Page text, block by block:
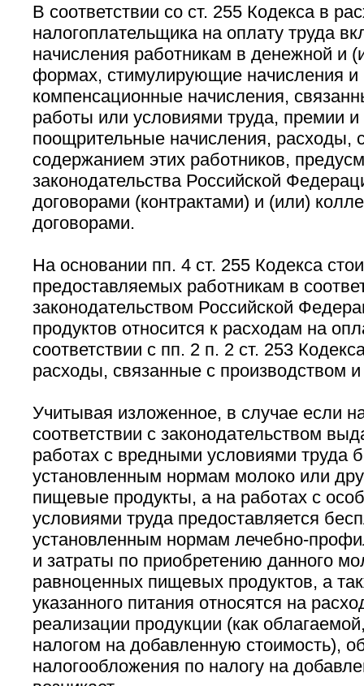
В соответствии со ст. 255 Кодекса в
налогоплательщика на оплату труда
начисления работникам в денежной и
формах, стимулирующие начисления и
компенсационные начисления,
работы или условиями труда, премии
поощрительные начисления, расходы,
содержанием этих работников,
законодательства Российской
договорами (контрактами) и (или)
договорами.
На основании пп. 4 ст. 255 Кодекса
предоставляемых работникам в
законодательством Российской
продуктов относится к расходам на
соответствии с пп. 2 п. 2 ст. 253
расходы, связанные с производством
Учитывая изложенное, в случае если
соответствии с законодательством
работах с вредными условиями труда
установленным нормам молоко или
пищевые продукты, а на работах с
условиями труда предоставляется
установленным нормам лечебно-
и затраты по приобретению данного
равноценных пищевых продуктов, а
указанного питания относятся на
реализации продукции (как
налогом на добавленную стоимость),
налогообложения по налогу на